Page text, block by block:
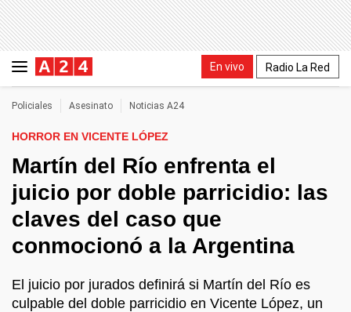
En vivo Radio La Red
Policiales Asesinato Noticias A24
HORROR EN VICENTE LÓPEZ
Martín del Río enfrenta el
juicio por doble parricidio: las
claves del caso que
conmocionó a la Argentina
El juicio por jurados definirá si Martín del Río es
culpable del doble parricidio en Vicente López, un